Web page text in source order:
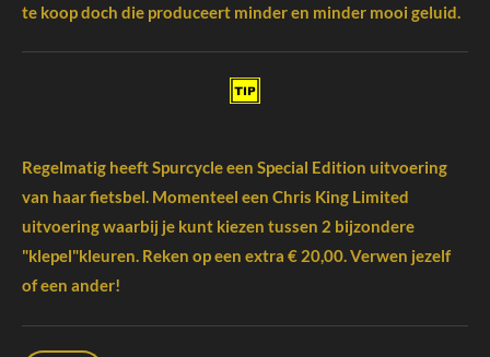
te koop doch die produceert minder en minder mooi geluid.
Regelmatig heeft Spurcycle een Special Edition uitvoering
van haar fietsbel. Momenteel een Chris King Limited
uitvoering waarbij je kunt kiezen tussen 2 bijzondere
"klepel"kleuren. Reken op een extra € 20,00. Verwen jezelf
of een ander!